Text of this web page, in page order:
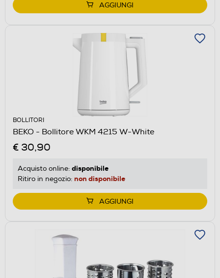
AGGIUNGI
BOLLITORI
BEKO - Bollitore WKM 4215 W-White
€ 30,90
Acquisto online: disponibile
Ritiro in negozio: non disponibile
AGGIUNGI